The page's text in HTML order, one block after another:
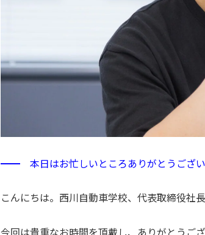
━━ 本日はお忙しいところありがとうござい
こんにちは。西川自動車学校、代表取締役社
今回は貴重なお時間を頂戴し、ありがとうご